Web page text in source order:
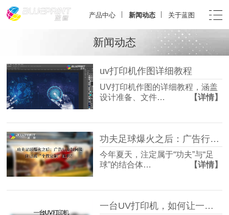
产品中心 新闻动态 关于蓝图
新闻动态
uv打印机作图详细教程
UV打印机作图的详细教程，涵盖
设计准备、文件…
【详情】
功夫足球爆火之后：广告行业如何接住这波“个性定制”红利？
今年夏天，注定属于“功夫”与“足
球”的结合体…
【详情】
一台UV打印机，如何让一个厂“起死回生”？